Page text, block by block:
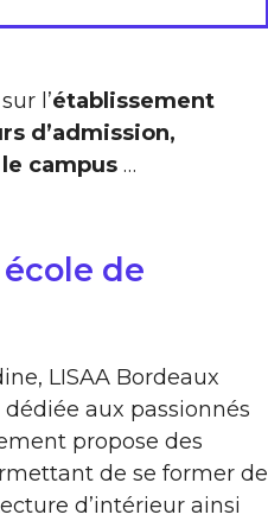
l’établissement
d’admission,
campus …
de
LISAA Bordeaux
aux passionnés
propose des
de se former de
d’intérieur ainsi